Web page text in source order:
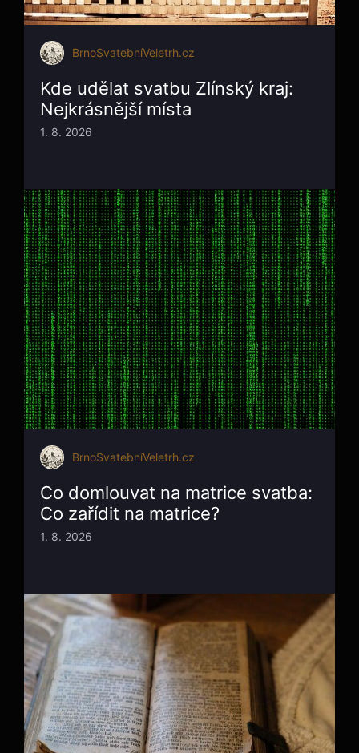
BrnoSvatebníVeletrh.cz
Kde udělat svatbu Zlínský kraj:
Nejkrásnější místa
1. 8. 2026
BrnoSvatebníVeletrh.cz
Co domlouvat na matrice svatba:
Co zařídit na matrice?
1. 8. 2026